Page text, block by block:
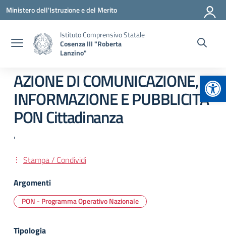
Vai ai contenuti
Vai al menu di navigazione
Vai al footer
Ministero dell'Istruzione e del Merito
Istituto Comprensivo Statale
Cosenza III "Roberta
Lanzino"
AZIONE DI COMUNICAZIONE,
INFORMAZIONE E PUBBLICITA’
PON Cittadinanza
'
Stampa / Condividi
Argomenti
PON - Programma Operativo Nazionale
Tipologia